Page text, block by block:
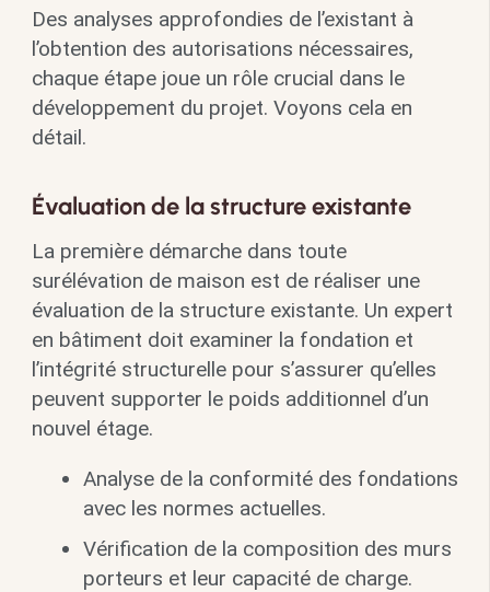
Des analyses approfondies de l’existant à
l’obtention des autorisations nécessaires,
chaque étape joue un rôle crucial dans le
développement du projet. Voyons cela en
détail.
Évaluation de la structure existante
La première démarche dans toute
surélévation de maison est de réaliser une
évaluation de la structure existante. Un expert
en bâtiment doit examiner la fondation et
l’intégrité structurelle pour s’assurer qu’elles
peuvent supporter le poids additionnel d’un
nouvel étage.
Analyse de la conformité des fondations
avec les normes actuelles.
Vérification de la composition des murs
porteurs et leur capacité de charge.